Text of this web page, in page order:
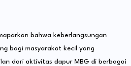
bahwa keberlangsungan
bagi masyarakat kecil yang
dari aktivitas dapur MBG di berbagai